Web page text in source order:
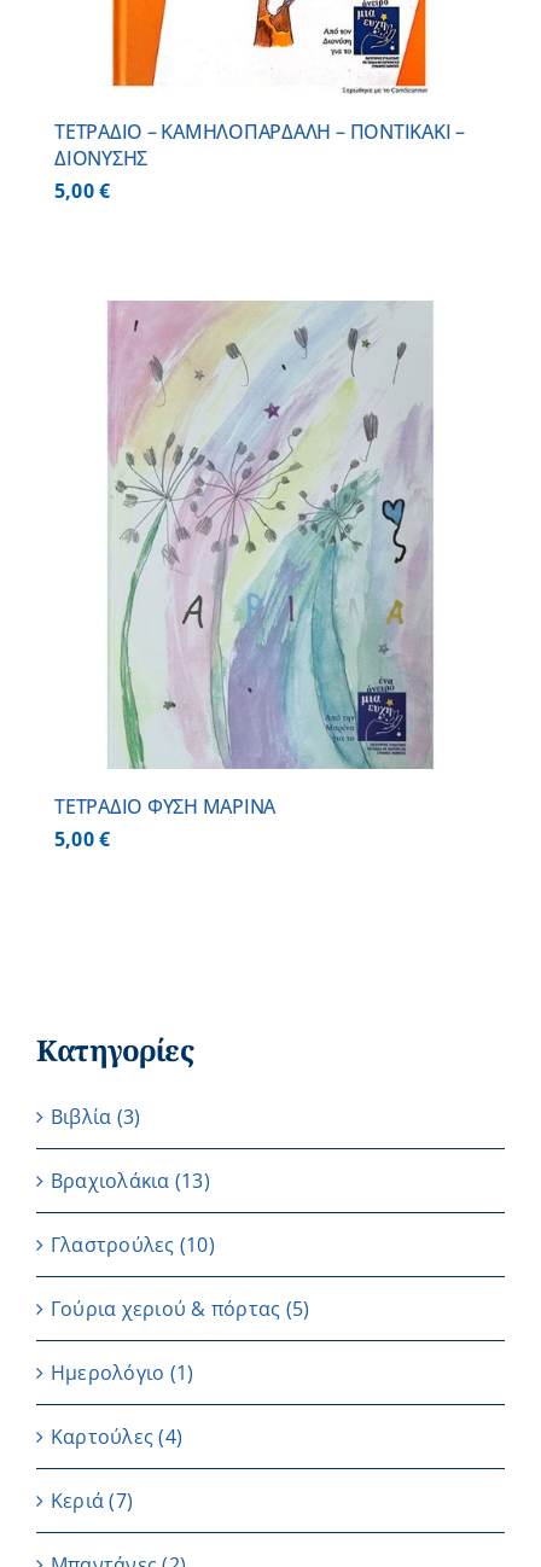
ΤΕΤΡΑΔΙΟ – ΚΑΜΗΛΟΠΑΡΔΑΛΗ – ΠΟΝΤΙΚΑΚΙ –
ΔΙΟΝΥΣΗΣ
5,00€
ΤΕΤΡΑΔΙΟ ΦΥΣΗ ΜΑΡΙΝΑ
5,00€
Κατηγορίες
Βιβλία (3)
Βραχιολάκια (13)
Γλαστρούλες (10)
Γούρια χεριού & πόρτας (5)
Ημερολόγιο (1)
Καρτούλες (4)
Κεριά (7)